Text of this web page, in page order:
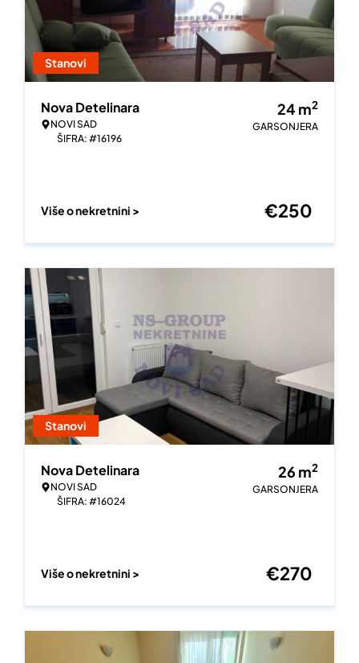
Stanovi
Nova Detelinara
NOVI SAD
ŠIFRA: #16196
24m2
GARSONJERA
Više o nekretnini > €250
Stanovi
Nova Detelinara
NOVI SAD
ŠIFRA: #16024
26 m2
GARSONJERA
Više o nekretnini > €270